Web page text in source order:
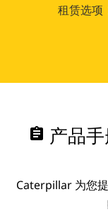
租赁选项
assignment 产品
Caterpillar 为您